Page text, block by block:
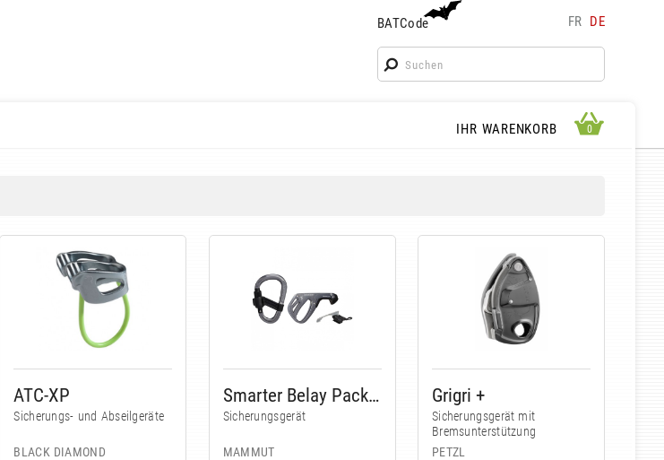
BATCode FR DE
BATCode
Geben Sie Ihren Namen ein und bestätigen
IHR WARENKORB 0 0
ATC-XP
Sicherungs- und Abseilgeräte
BLACK DIAMOND
Smarter Belay Package
Sicherungsgerät
MAMMUT
Grigri +
Sicherungsgerät mit
Bremsunterstützung
PETZL